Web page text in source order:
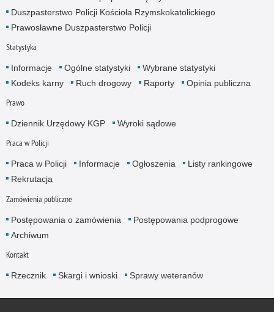
Duszpasterstwo Policji Kościoła Rzymskokatolickiego
Prawosławne Duszpasterstwo Policji
Statystyka
Informacje Ogólne statystyki
Wybrane statystyki
Kodeks karny
Ruch drogowy Raporty Opinia publiczna
Prawo
Dziennik Urzędowy KGP Wyroki sądowe
Praca w Policji
Praca w Policji Informacje Ogłoszenia
Listy rankingowe
Rekrutacja
Zamówienia publiczne
Postępowania o zamówienia
Postępowania podprogowe
Archiwum
Kontakt
Rzecznik Skargi i wnioski Sprawy weteranów